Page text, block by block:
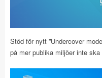
Stöd för nytt ”Undercover
på mer publika miljöer inte